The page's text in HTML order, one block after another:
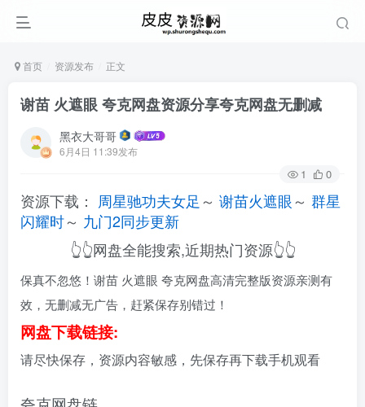
首页 资源发布 正文
谢苗 火遮眼 夸克网盘资源分享夸克网盘无删减
黑衣大哥哥
6月4日 11:39发布
1 0
资源下载： 周星驰功夫女足 ～ 谢苗火遮眼～ 群星
闪耀时～ 九门2同步更新
👆👆网盘全能搜索,近期热门资源👆👆
保真不忽悠！谢苗 火遮眼 夸克网盘高清完整版资源亲测有
效，无删减无广告，赶紧保存别错过！
网盘下载链接:
请尽快保存，资源内容敏感，先保存再下载手机观看